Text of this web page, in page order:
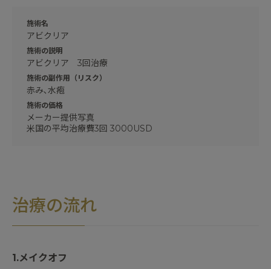
施術名
アビクリア
施術の説明
アビクリア 3回治療
施術の副作用（リスク）
赤み､水疱
施術の価格
メーカー提供写真
米国の平均治療費3回 3000USD
治療の流れ
1.メイクオフ